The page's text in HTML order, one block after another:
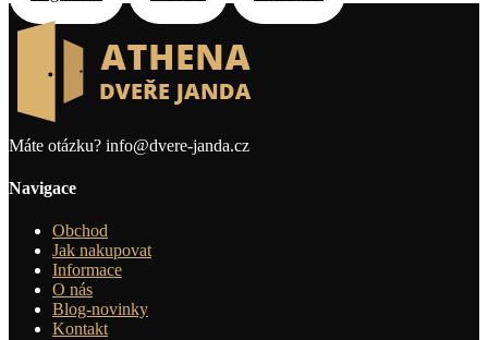
Máte otázku? info@dvere-janda.cz
Navigace
Obchod
Jak nakupovat
Informace
O nás
Blog-novinky
Kontakt